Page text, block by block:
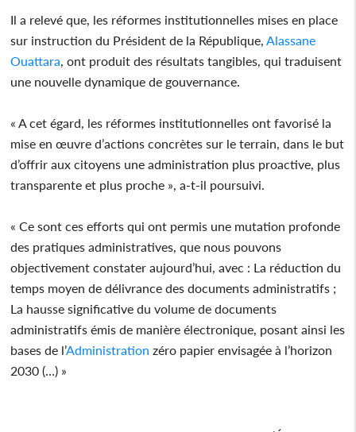
Il a relevé que, les réformes institutionnelles mises en place
sur instruction du Président de la République,Alassane
Ouattara, ont produit des résultats tangibles, qui traduisent
une nouvelle dynamique de gouvernance.
« A cet égard, les réformes institutionnelles ont favorisé la
mise en œuvre d’actions concrètes sur le terrain, dans le but
d’offrir aux citoyens une administration plus proactive, plus
transparente et plus proche », a-t-il poursuivi.
« Ce sont ces efforts qui ont permis une mutation profonde
des pratiques administratives, que nous pouvons
objectivement constater aujourd’hui, avec : La réduction du
temps moyen de délivrance des documents administratifs ;
La hausse significative du volume de documents
administratifs émis de manière électronique, posant ainsi les
bases de l’Administration zéro papier envisagée à l’horizon
2030 (…) »